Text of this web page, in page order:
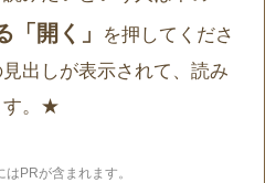
「開く」
を押してくださ
出しが表示されて、読み
す。★
PRが含まれます。